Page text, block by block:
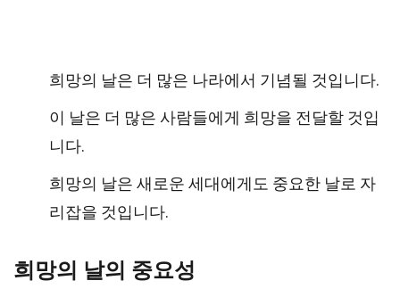
희망의 날은 더 많은 나라에서 기념될 것입니다.
이 날은 더 많은 사람들에게 희망을 전달할 것입
니다.
희망의 날은 새로운 세대에게도 중요한 날로 자
리잡을 것입니다.
희망의 날의 중요성